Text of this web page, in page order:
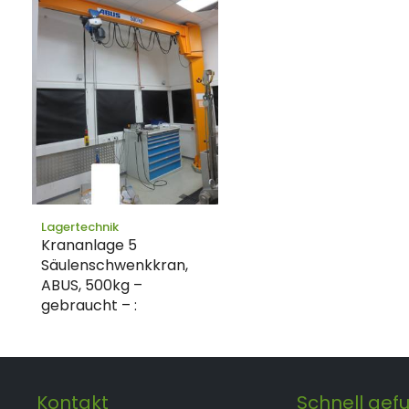
Lagertechnik
Krananlage 5
Säulenschwenkkran,
ABUS, 500kg –
gebraucht – :
Kontakt Schnell